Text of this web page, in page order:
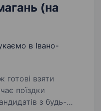
(на
в Івано-
готові взяти
з будь-